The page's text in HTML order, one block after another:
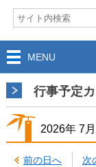
MENU
行事予定
2026年 7月
前の日へ 次